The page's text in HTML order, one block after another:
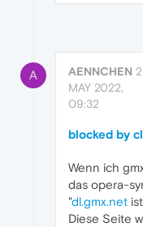
A AENNCHEN
MAY 2022,
09:32
blocked by
Wenn ich
das opera-
"dl.gmx.net
Diese Seite